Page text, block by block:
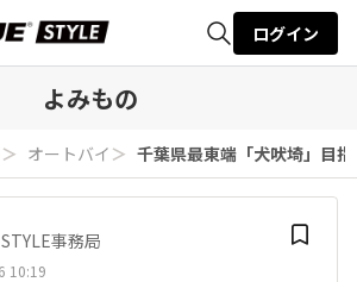
検索
ログイン
よみもの
＞ オートバイ ＞ 千葉県最東端「犬吠埼」目
事務局
10:19